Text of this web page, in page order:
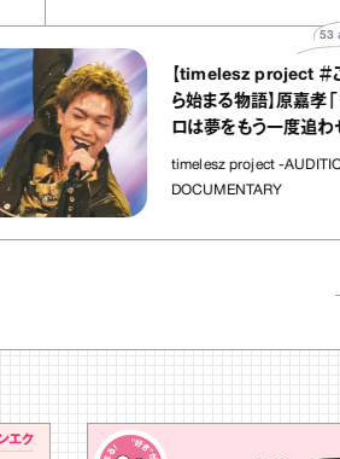
【timelesz project ＃ここか
ら始まる物語】原嘉孝「タイプ
ロは夢をもう一度追わせてく
timelesz project -AUDITION-
DOCUMENTARY
articles